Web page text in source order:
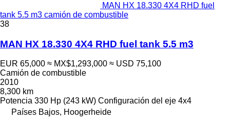
MAN HX 18.330 4X4 RHD fuel
tank 5.5 m3 camión de combustible
38
MAN HX 18.330 4X4 RHD fuel tank 5.5 m3
EUR 65,000 ≈ MX$1,293,000 ≈ USD 75,100
Camión de combustible
2010
8,300 km
Potencia 330 Hp (243 kW) Configuración del eje 4x4
Países Bajos, Hoogerheide